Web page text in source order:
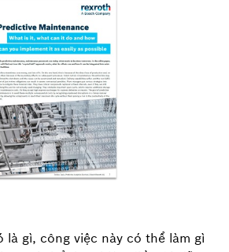
là gì, công việc này có thể làm gì